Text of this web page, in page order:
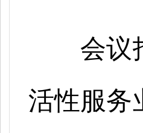
会议
活性服务